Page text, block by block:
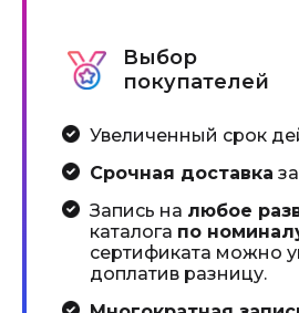
Выбор
покупателей
Увеличенный срок
Срочная доставка
Запись на любое
каталога по
сертификата можно
доплатив разницу.